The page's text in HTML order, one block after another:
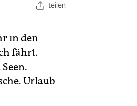
teilen
in den
fährt.
Urlaub